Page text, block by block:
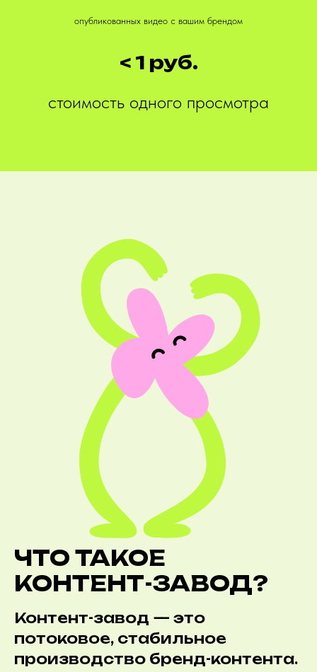
опубликованных видео с вашим брендом
< 1 руб.
стоимость одного просмотра
ЧТО ТАКОЕ
КОНТЕНТ-ЗАВОД?
Контент-завод — это
потоковое, стабильное
производство бренд-контента.